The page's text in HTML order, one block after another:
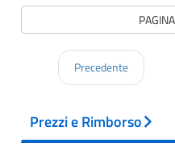
Precedente
Prezzi e Rimborso